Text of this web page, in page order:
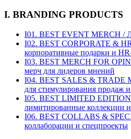
I. BRANDING PRODUCTS
I01. BEST EVENT MERCH /
I02. BEST CORPORATE &
корпоративные подарки и
I03. BEST MERCH FOR
мерч для лидеров мнений
I04. BEST SALES & TRADE
для стимулирования продаж
I05. BEST LIMITED
лимитированные коллекции
I06. BEST COLLABS &
коллаборации и спецпроекты